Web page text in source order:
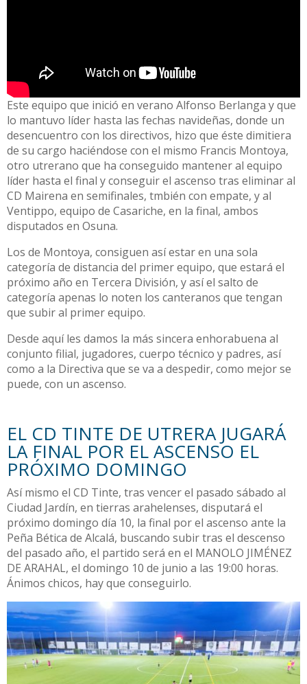
Este equipo que inició en verano Alfonso Berlanga y que
lo mantuvo líder hasta las fechas navideñas, donde un
desencuentro con los directivos, hizo que éste dimitiera
de su cargo haciéndose con el mismo Francis Montoya,
otro utrerano que ha conseguido mantener al equipo
líder hasta el final y conseguir el ascenso tras eliminar al
CD Mairena en semifinales, tmbién con empate, y al
Ventippo, equipo de Casariche, en la final, ambos
disputados en Osuna.
Los de Montoya, consiguen así estar en una sola
categoría de distancia del primer equipo, que estará el
próximo año en Tercera División, y así el salto de
categoría apenas lo noten los canteranos que tengan
que subir al primer equipo.
Desde aquí les damos la más sincera enhorabuena al
conjunto filial, jugadores, cuerpo técnico y padres, así
como a la Directiva que se va a despedir, como mejor se
puede, con un ascenso.
EL CD TINTE DE UTRERA JUGARÁ
LA FINAL POR EL ASCENSO EL
PRÓXIMO DOMINGO
Así mismo el CD Tinte, tras vencer el pasado sábado al
Ciudad Jardín, en tierras arahelenses, disputará el
próximo domingo día 10, la final por el ascenso ante la
Peña Bética de Alcalá, buscando subir tras el descenso
del pasado año, el partido será en el MANOLO JIMÉNEZ
DE ARAHAL, el domingo 10 de junio a las 19:00 horas.
Ánimos chicos, hay que conseguirlo.